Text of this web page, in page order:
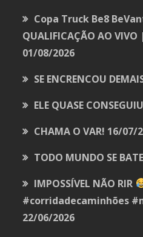
Copa Truck Be8
QUALIFICAÇÃO AO
01/08/2026
SE ENCRENCOU
ELE QUASE CONSEGUIU
CHAMA O VAR! 16/07/
TODO MUNDO SE
IMPOSSÍVEL NÃO RIR
#corridadecaminhões
22/06/2026